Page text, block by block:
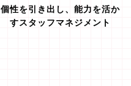
個性を引き出し、能力を活か
すスタッフマネジメント